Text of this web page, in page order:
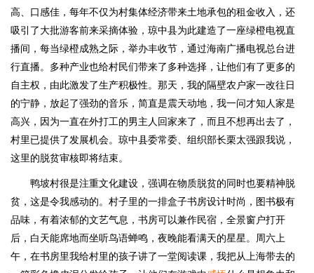
高、口感佳，每年不仅为村集体经济带来土地承包的租金收入，还
吸引了大批游客前来采摘体验，琼中县为此建造了一座绿橙电视直
播间，每当绿橙成熟之际，举办丰收节，通过海南广播电视总台进
行直播。多种产业也给村民们带来了多种选择，让他们有了更多的
自主权，由此激发了生产积极性。那天，我的隔壁农户家一改往日
的宁静，放起了强劲的音乐，简直是震天动地，我一问才知人家是
高兴，因为一直在外打工的男主人回家来了，而且不想再出去了，
村里已提供了发展机会。琼中县委常委、组织部长栗太强跟我说，
这里的脱贫审核即将结束。
鸭坡村很是注重文化建设，强调在物质脱贫的同时也要精神脱
贫，这是令我感动的。村子里的一排盒子书房设计时尚，图书极有
品味，有着浓郁的文艺气息，书房可以兼作民宿，全景窗户打开
后，白天能席地而坐听鸟语蝉鸣，夜晚能看满天的星星。周六上
午，在书房里我给村里的孩子讲了一堂阅读课，我把从上海带去的